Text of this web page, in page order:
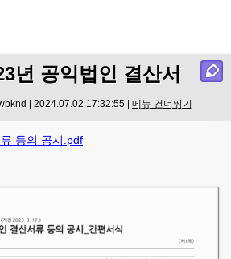
Menu
년 공익법인 결산서
| 2024.07.02 17:32:55 | 메뉴 건너뛰기
등의 공시.pdf